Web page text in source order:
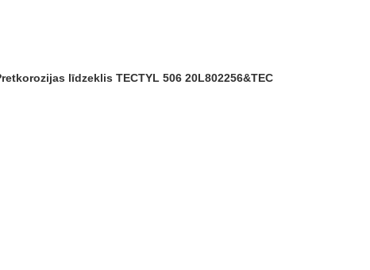
Pretkorozijas līdzeklis TECTYL 506 20L802256&TEC